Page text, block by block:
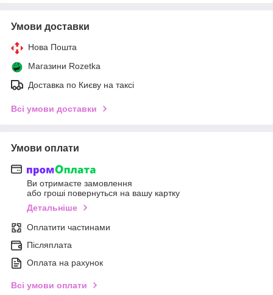
Умови доставки
Нова Пошта
Магазини Rozetka
Доставка по Києву на таксі
Всі умови доставки
Умови оплати
Ви отримаєте замовлення
або гроші повернуться на вашу картку
Детальніше
Оплатити частинами
Післяплата
Оплата на рахунок
Всі умови оплати